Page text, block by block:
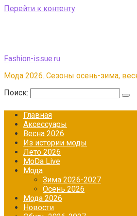
Перейти к контенту
Fashion-issue.ru
Мода 2026. Сезоны осень-зима,
Поиск:
Главная
Аксессуары
Весна 2026
Из истории моды
Лето 2026
МоDа Live
Мода
Зима 2026-2027
Осень 2026
Мода 2026
Новости